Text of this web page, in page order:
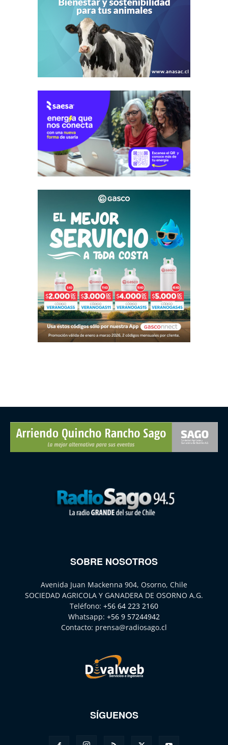
SOBRE NOSOTROS
Avenida Juan Mackenna 904, Osorno, Chile
SOCIEDAD AGRICOLA Y GANADERA DE OSORNO A.G.
Teléfono: +56 64 223 2160
Whatsapp: +56 9 57244942
Contacto: prensa@radiosago.cl
SÍGUENOS